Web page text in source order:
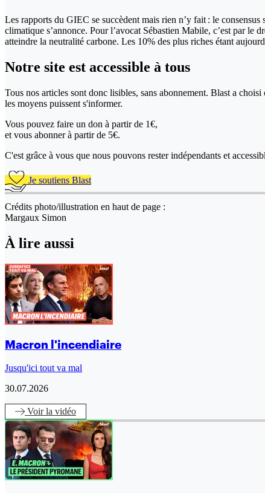
Les rapports du GIEC se succèdent mais rien n’y fait : le
climatique s’annonce. Pour l’avocat Sébastien Mabile, c’est par le
atteindre la neutralité carbone. Les 10% des plus riches étant
Notre site est accessible à tous
Tous nos articles sont donc lisibles, sans abonnement. Blast a
les moyens puissent s'informer.
Vous pouvez faire un don à partir de 1€,
et vous abonner à partir de 5€.
C'est grâce à vous que nous pouvons rester indépendants et
Je soutiens Blast
Crédits photo/illustration en haut de page :
Margaux Simon
À lire aussi
Macron l'incendiaire
Jusqu'ici tout va mal
30.07.2026
Voirla vidéo